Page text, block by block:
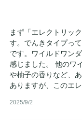
まず「エレクトリッ
す。でんきタイプっ
です。ワイルドワン
感じました。 他のワ
や柚子の香りなど、
ありますが、このエ
2025/9/2